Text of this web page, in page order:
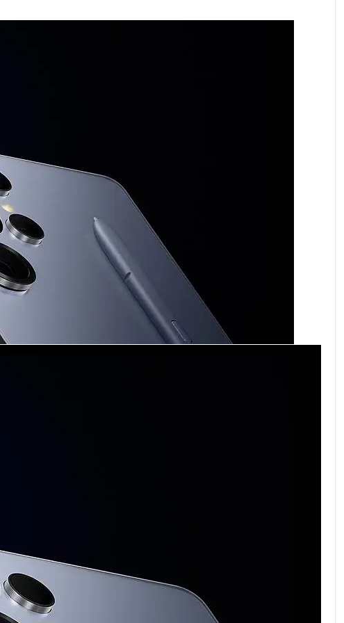
B13(700), B17(700), B18(800), B19(800), B20(800),
N25(1900), N26(850), N28(700), N66(AWS-3) TDD
оценка на кредитоспособността,
условия, възможността за предоставяне на
клиентът се уведомява.
план и стойността на предплатения пакет.